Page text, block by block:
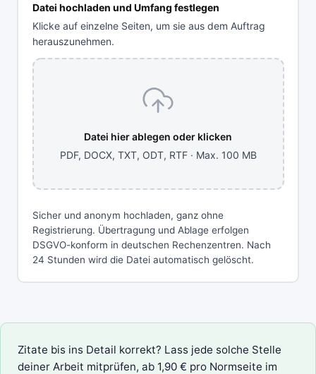
Datei hochladen und Umfang festlegen
Klicke auf einzelne Seiten, um sie aus dem Auftrag
herauszunehmen.
Datei hier ablegen oder klicken
PDF, DOCX, TXT, ODT, RTF · Max. 100 MB
Sicher und anonym hochladen, ganz ohne
Registrierung. Übertragung und Ablage erfolgen
DSGVO-konform in deutschen Rechenzentren. Nach
24 Stunden wird die Datei automatisch gelöscht.
Zitate bis ins Detail korrekt? Lass jede solche Stelle
deiner Arbeit mitprüfen, ab 1,90 € pro Normseite im